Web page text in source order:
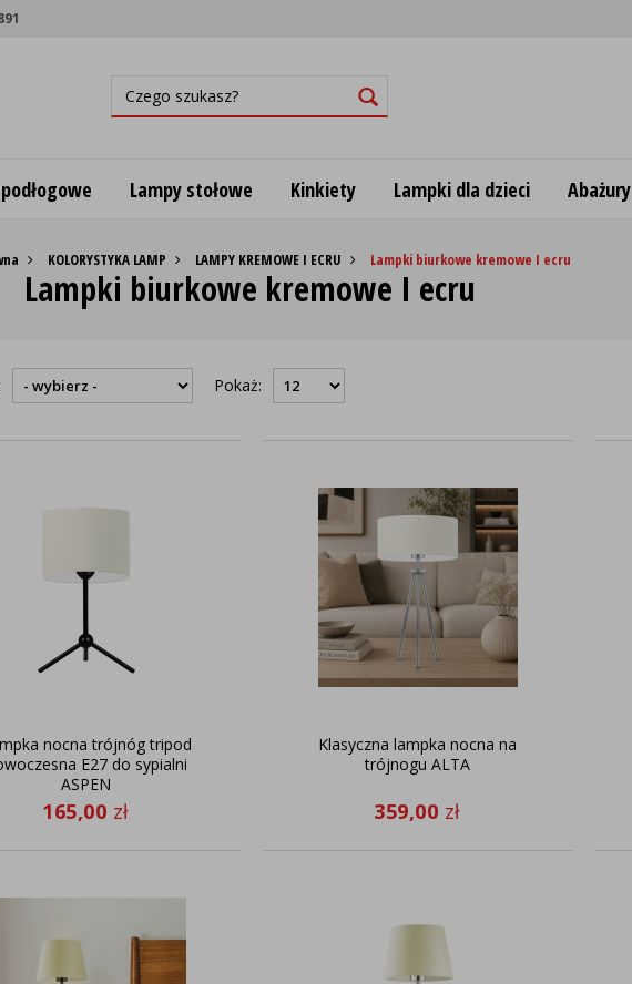
Lampy stołowe Kinkiety Lampki dla dzieci Abażury
KOLORYSTYKA LAMP LAMPY KREMOWE I ECRU Lampki biurkowe kremowe I ecru
Lampki biurkowe kremowe I ecru
Pokaż:
nocna trójnóg tripod
E27 do sypialni
ASPEN
165,00 zł
Klasyczna lampka nocna na
trójnogu ALTA
359,00 zł